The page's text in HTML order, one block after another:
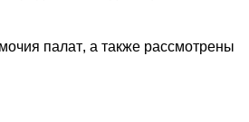
палат, а также рассмотрены